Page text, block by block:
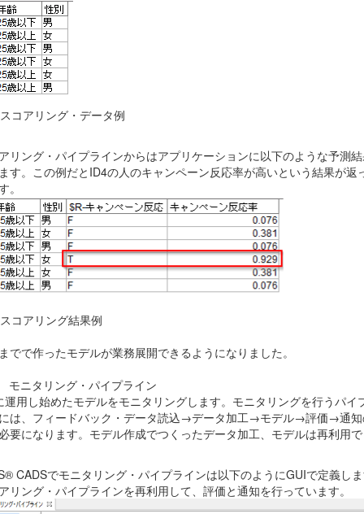
コアリング・データ例
リング・パイプラインからはアプリケーションに以下のような予測
す。この例だとID4の人のキャンペーン反応率が高いという結果が返
。
コアリング結果例
でで作ったモデルが業務展開できるようになりました。
ニタリング・パイプライン
運用し始めたモデルをモニタリングします。モニタリングを行うパイ
は、フィードバック・データ読込→データ加工→モデル→評価→通
要になります。モデル作成でつくったデータ加工、モデルは再利用
CADSでモニタリング・パイプラインは以下のようにGUIで定義し
リング・パイプラインを再利用して、評価と通知を行っています。